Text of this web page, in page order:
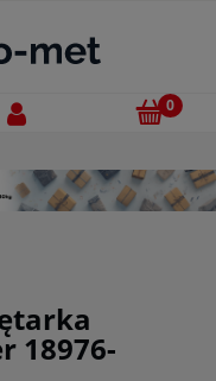
18976-